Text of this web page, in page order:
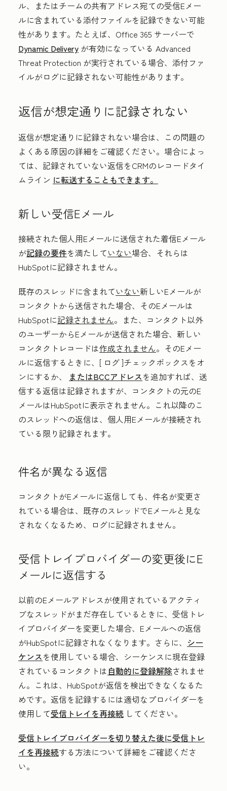
ル、またはチームの共有アドレス宛ての受信Eメー
ルに含まれている添付ファイルを記録できない可能
性があります。たとえば、Office 365 サーバーで
Dynamic Delivery が有効になっている Advanced
Threat Protection が実行されている場合、添付ファ
イルがログに記録されない可能性があります。
返信が想定通りに記録されない
返信が想定通りに記録されない場合は、この問題の
よくある原因の詳細をご確認ください。場合によっ
ては、記録されていない返信をCRMのレコードタイ
ムライン に転送することもできます。
新しい受信Eメール
接続された個人用Eメールに送信された着信Eメール
が記録の要件を満たしていない場合、それらは
HubSpotに記録されません。
既存のスレッドに含まれていない新しいEメールが
コンタクトから送信された場合、そのEメールは
HubSpotに記録されません。また、コンタクト以外
のユーザーからEメールが送信された場合、新しい
コンタクトレコードは作成されません。そのEメー
ルに返信するときに、[ ログ]チェックボックスをオ
ンにするか、
またはBCCアドレスを追加すれば、送
信する返信は記録されますが、コンタクトの元のE
メールはHubSpotに表示されません。これ以降のこ
のスレッドへの返信は、個人用Eメールが接続され
ている限り記録されます。
件名が異なる返信
コンタクトがEメールに返信しても、件名が変更さ
れている場合は、既存のスレッドでEメールと見な
されなくなるため、ログに記録されません。
受信トレイプロバイダーの変更後にE
メールに返信する
以前のEメールアドレスが使用されているアクティ
ブなスレッドがまだ存在しているときに、受信トレ
イプロバイダーを変更した場合、Eメールへの返信
がHubSpotに記録されなくなります。さらに、 シー
ケンスを使用している場合、シーケンスに現在登録
されているコンタクトは 自動的に登録解除されませ
ん。これは、HubSpotが返信を検出できなくなるた
めです。返信を記録するには適切なプロバイダーを
使用して受信トレイを再接続 してください。
受信トレイプロバイダーを切り替えた後に受信トレ
イを再接続する方法について詳細をご確認くださ
い。